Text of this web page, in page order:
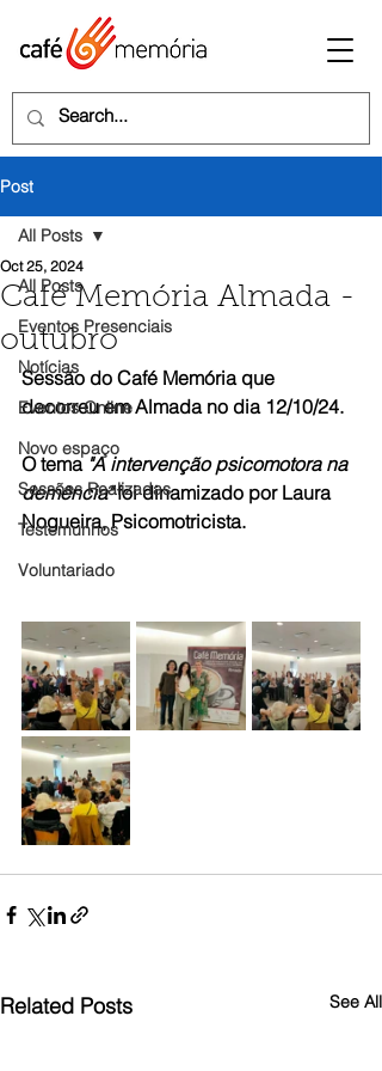
Post
All Posts
Eventos Presenciais
Notícias
Eventos Online
Novo espaço
Sessões Realizadas
Testemunhos
Voluntariado
All Posts
Café Memória Almada -
outubro
Oct 25, 2024
Sessão do Café Memória que
decorreu em Almada no dia 12/10/24.
O tema "A intervenção psicomotora na
demência" foi dinamizado por Laura
Nogueira, Psicomotricista.
Related Posts See All